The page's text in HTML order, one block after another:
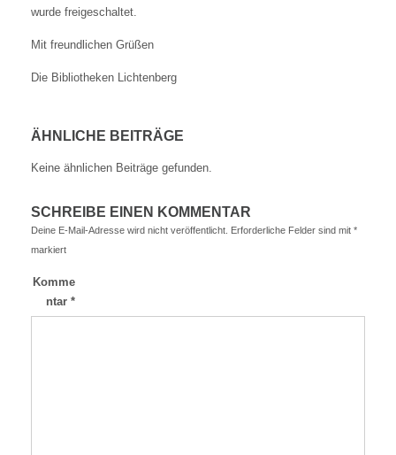
wurde freigeschaltet.
Mit freundlichen Grüßen
Die Bibliotheken Lichtenberg
ÄHNLICHE BEITRÄGE
Keine ähnlichen Beiträge gefunden.
SCHREIBE EINEN KOMMENTAR
Deine E-Mail-Adresse wird nicht veröffentlicht. Erforderliche Felder sind mit *
markiert
Komme
ntar *